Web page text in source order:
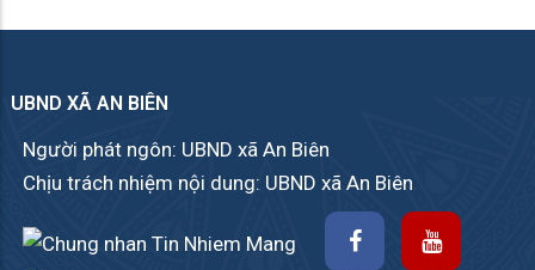
UBND XÃ AN BIÊN
Người phát ngôn: UBND xã An Biên
Chịu trách nhiệm nội dung: UBND xã An Biên